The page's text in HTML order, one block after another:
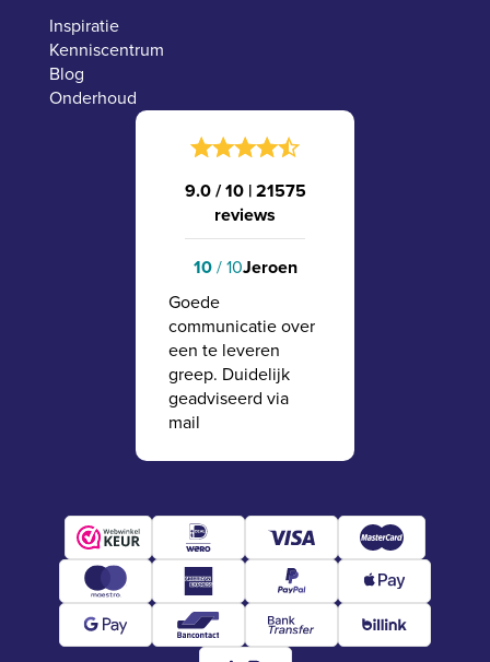
Inspiratie
Kenniscentrum
Blog
Onderhoud
9.0 / 10 |21575
reviews
10/ 10Jeroen
Goede
communicatie over
een te leveren
greep. Duidelijk
geadviseerd via
mail